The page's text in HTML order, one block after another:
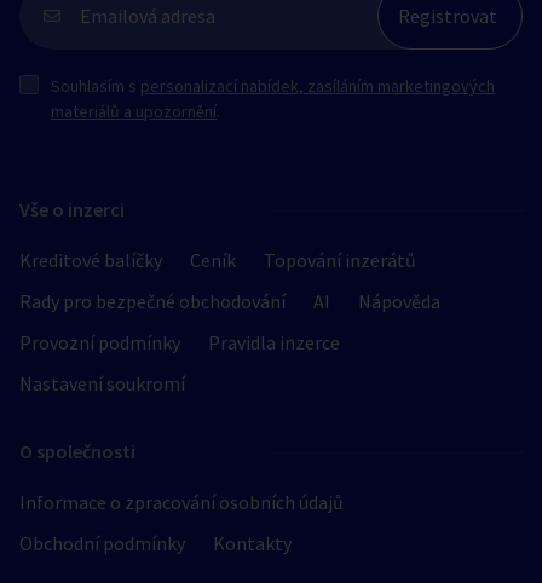
Vše o inzerci
Kreditové balíčky Ceník
Topování inzerátů
Rady pro bezpečné obchodování
AI
Nápověda
Provozní podmínky
Pravidla inzerce
Nastavení soukromí
O společnosti
Informace o zpracování osobních údajů
Obchodní podmínky
Kontakty
Souhlasím s personalizací nabídek, zasíláním marketingových
materiálů a upozornění.